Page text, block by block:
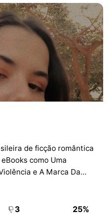
de ficção romântica
como Uma
e A Marca Da
3 25%